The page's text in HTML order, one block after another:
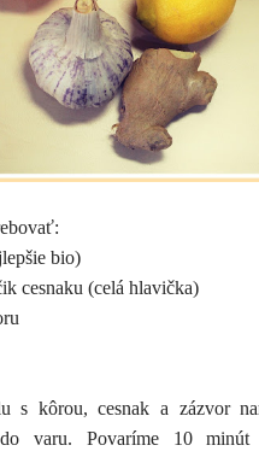
bio)
cesnaku (celá hlavička)
s kôrou, cesnak a zázvor
varu. Povaríme 10 minút